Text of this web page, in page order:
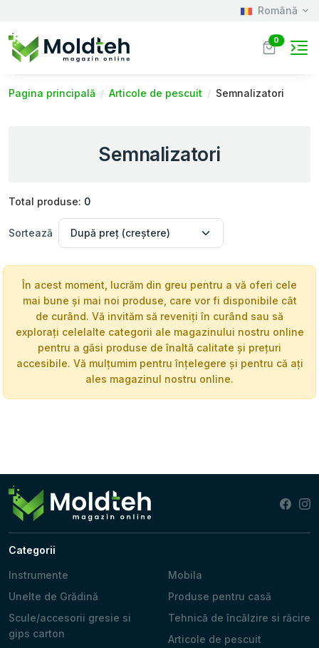
Română
0
Pagina principală Articole de pescuit Semnalizatori
Semnalizatori
Total produse: 0
Sortează
În acest moment, lucrăm din greu pentru a vă oferi cele
mai bune și mai noi produse, care vor fi disponibile cât
de curând. Vă invităm să reveniți în curând sau să
explorați celelalte categorii ale magazinului nostru online
pentru a găsi produse de înaltă calitate și prețuri
accesibile. Vă mulțumim pentru înțelegere și pentru că ați
ales magazinul nostru online.
Categorii
Instrumente
Unelte de Grădină
Scule/accesorii gresie si
gips carton
Mobila
Produse pentru casă
Tehnică de încălzire si răcire
Articole de pescuit